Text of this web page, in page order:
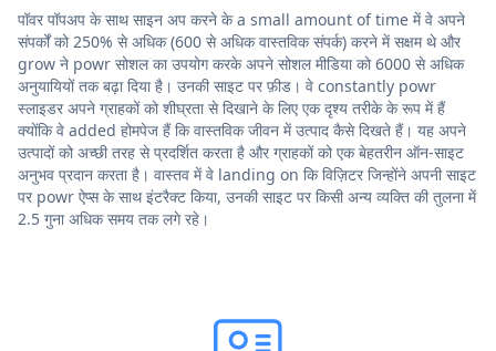
पॉवर पॉपअप के साथ साइन अप करने के a small amount of time में वे अपने
संपर्कों को 250% से अधिक (600 से अधिक वास्तविक संपर्क) करने में सक्षम थे और
grow ने powr सोशल का उपयोग करके अपने सोशल मीडिया को 6000 से अधिक
अनुयायियों तक बढ़ा दिया है। उनकी साइट पर फ़ीड। वे constantly powr
स्लाइडर अपने ग्राहकों को शीघ्रता से दिखाने के लिए एक दृश्य तरीके के रूप में हैं
क्योंकि वे added होमपेज हैं कि वास्तविक जीवन में उत्पाद कैसे दिखते हैं। यह अपने
उत्पादों को अच्छी तरह से प्रदर्शित करता है और ग्राहकों को एक बेहतरीन ऑन-साइट
अनुभव प्रदान करता है। वास्तव में वे landing on कि विज़िटर जिन्होंने अपनी साइट
पर powr ऐप्स के साथ इंटरैक्ट किया, उनकी साइट पर किसी अन्य व्यक्ति की तुलना में
2.5 गुना अधिक समय तक लगे रहे।